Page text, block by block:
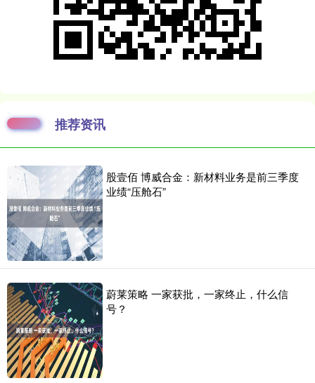
推荐资讯
股壹佰 博威合金：新材料业务是前三季度
业绩“压舱石”
蔚莱策略 一家获批，一家终止，什么信
号？